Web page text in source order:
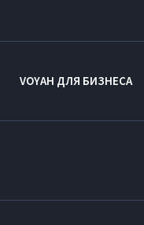
VOYAH ДЛЯ БИЗНЕСА